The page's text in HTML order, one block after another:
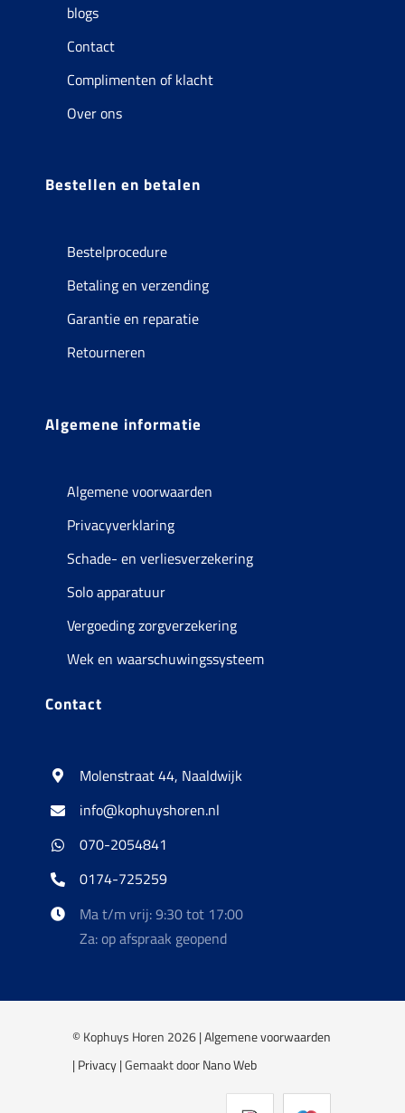
blogs
Contact
Complimenten of klacht
Over ons
Bestellen en betalen
Bestelprocedure
Betaling en verzending
Garantie en reparatie
Retourneren
Algemene informatie
Algemene voorwaarden
Privacyverklaring
Schade- en verliesverzekering
Solo apparatuur
Vergoeding zorgverzekering
Wek en waarschuwingssysteem
Contact
Molenstraat 44, Naaldwijk
info@kophuyshoren.nl
070-2054841
0174-725259
Ma t/m vrij: 9:30 tot 17:00
Za: op afspraak geopend
© Kophuys Horen 2026 |Algemene voorwaarden
|Privacy| Gemaakt doorNano Web